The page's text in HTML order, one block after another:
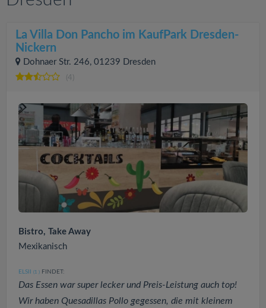
La Villa Don Pancho im KaufPark Dresden-
Nickern
Dohnaer Str. 246, 01239 Dresden
(4)
Bistro, Take Away
Mexikanisch
ELSII (1 ) FINDET:
Das Essen war super lecker und Preis-Leistung auch top!
Wir haben Quesadillas Pollo gegessen, die mit kleinem